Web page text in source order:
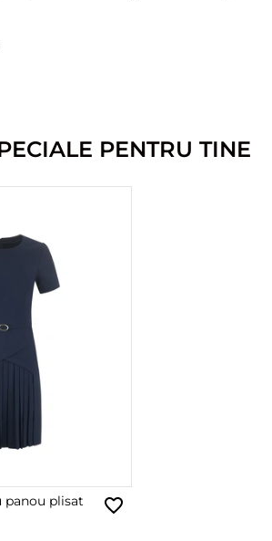
PENTRU TINE
panou plisat